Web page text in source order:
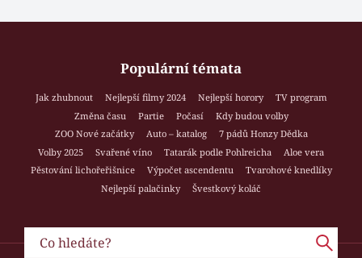
Populární témata
Jak zhubnout Nejlepší filmy 2024 Nejlepší horory
TV program
Změna času
Partie Počasí
Kdy budou volby
ZOO Nové začátky
Auto – katalog
7 pádů Honzy Dědka
Volby 2025
Svařené víno Tatarák podle Pohlreicha
Aloe vera
Pěstování lichořeřišnice
Výpočet ascendentu
Tvarohové knedlíky
Nejlepší palačinky
Švestkový koláč